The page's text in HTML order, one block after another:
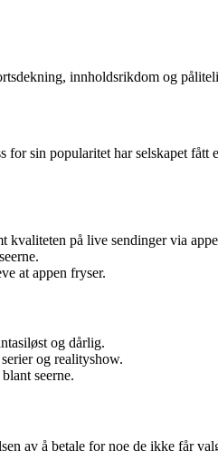
innholdsrikdom og
sin popularitet har selskapet
kvaliteten på live sendinger via
at appen fryser.
og dårlig.
og realityshow.
seerne.
av å betale for noe de ikke får